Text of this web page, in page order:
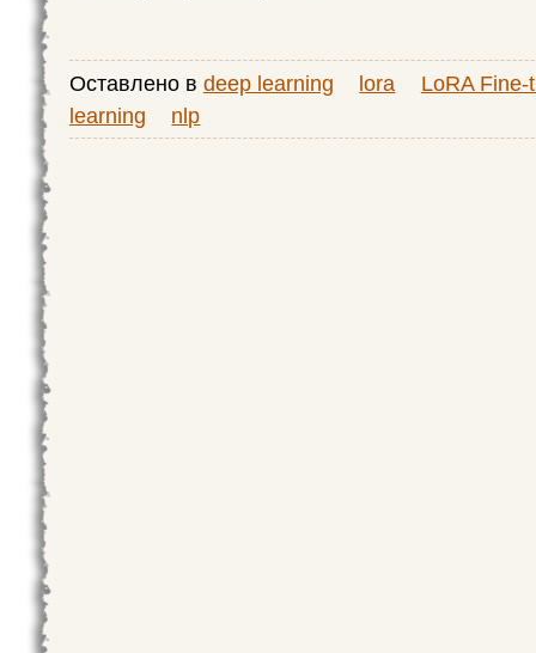
Оставлено в deep learning lora
LoRA Fine-
learning
nlp